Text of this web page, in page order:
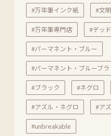
#万年筆インク紙 #文
#万年筆専門店 #デッ
#パーマネント・ブルー
#パーマネント・ブルーブラ
#ブラック #ネグロ
#アズル・ネグロ #ア
#unbreakable